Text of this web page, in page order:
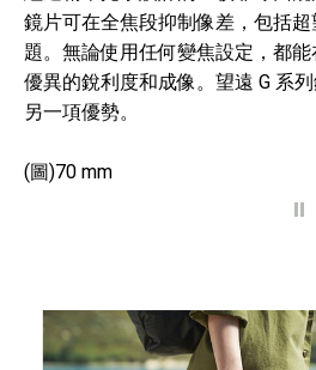
鏡片可在全焦段抑制像差，包括
題。無論使用任何變焦設定，都
優異的銳利度和成像。望遠 G 系
另一項優勢。
(圖)70 mm